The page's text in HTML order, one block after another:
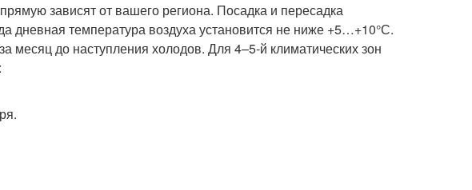
зависят от вашего региона. Посадка и пересадка
дневная температура воздуха установится не ниже +5…+10°С.
до наступления холодов. Для 4–5-й климатических зон